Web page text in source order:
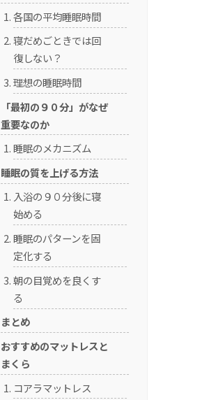
各国の平均睡眠時間
寝だめごときでは回
復しない？
理想の睡眠時間
「最初の９０分」がなぜ
重要なのか
睡眠のメカニズム
睡眠の質を上げる方法
入浴の９０分後に寝
始める
睡眠のパターンを固
定化する
朝の目覚めを良くす
る
まとめ
おすすめのマットレスと
まくら
コアラマットレス